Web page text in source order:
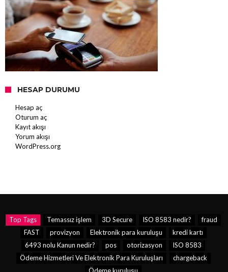
HESAP DURUMU
Hesap aç
Oturum aç
Kayıt akışı
Yorum akışı
WordPress.org
Top Tags Temassız işlem 3D Secure ISO 8583 nedir?
fraud
FAST
provizyon Elektronik para kuruluşu
kredi kartı
6493 nolu Kanun nedir?
pos otorizasyon
ISO 8583
Ödeme Hizmetleri Ve Elektronik Para Kuruluşları
chargeback